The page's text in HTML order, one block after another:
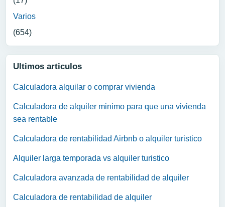
Varios
(654)
Ultimos articulos
Calculadora alquilar o comprar vivienda
Calculadora de alquiler minimo para que una vivienda
sea rentable
Calculadora de rentabilidad Airbnb o alquiler turistico
Alquiler larga temporada vs alquiler turistico
Calculadora avanzada de rentabilidad de alquiler
Calculadora de rentabilidad de alquiler